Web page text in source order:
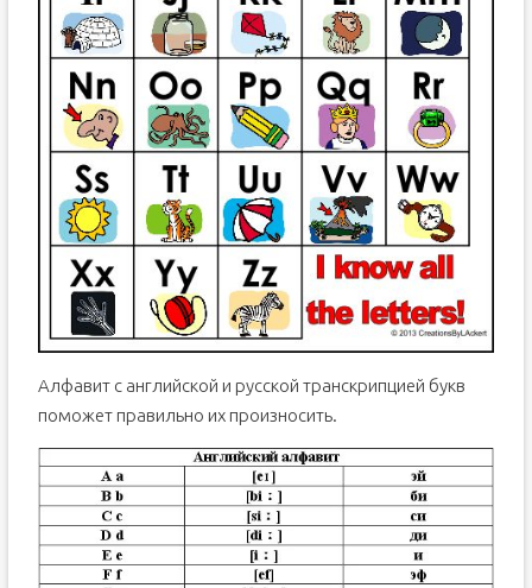
Алфавит с английской и русской транскрипцией букв
поможет правильно их произносить.